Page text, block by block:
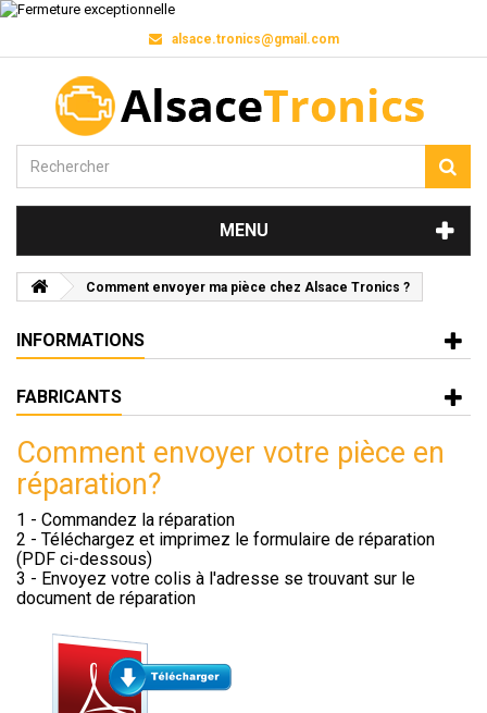
alsace.tronics@gmail.com
MENU
Comment envoyer ma pièce chez Alsace Tronics ?
INFORMATIONS
FABRICANTS
Comment envoyer votre pièce en
réparation?
1 - Commandez la réparation
2 - Téléchargez et imprimez le formulaire de réparation
(PDF ci-dessous)
3 - Envoyez votre colis à l'adresse se trouvant sur le
document de réparation